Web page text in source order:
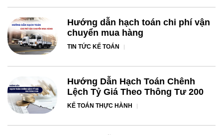
Hướng dẫn hạch toán chi phí vận
chuyển mua hàng
TIN TỨC KẾ TOÁN
Hướng Dẫn Hạch Toán Chênh
Lệch Tỷ Giá Theo Thông Tư 200
KẾ TOÁN THỰC HÀNH